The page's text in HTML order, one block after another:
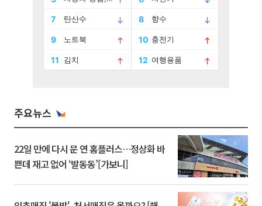
주요뉴스
22일 만에 다시 문 연 홈플러스…정상화 바
쁜데 재고 없어 ‘발동동’[가보니]